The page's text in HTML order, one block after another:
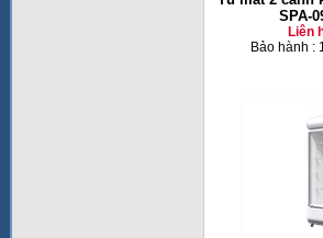
SPA-
Liên
Bảo hành :